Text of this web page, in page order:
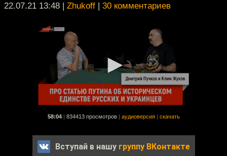
22.07.21 13:48 | Zhukoff | 30 комментариев
58:04 834413 просмотров аудиоверсия скачать
Вступай в нашу группу ВКонтакте